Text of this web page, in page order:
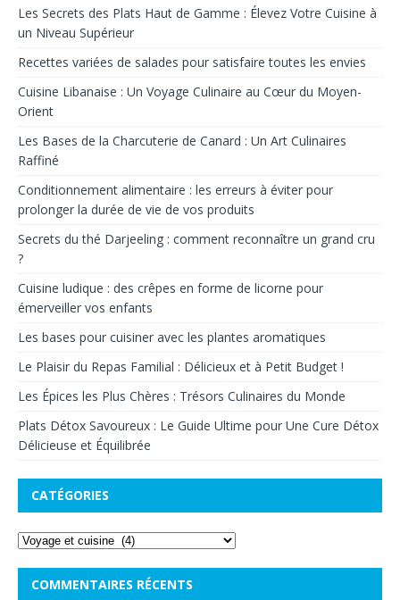
Les Secrets des Plats Haut de Gamme : Élevez Votre Cuisine à
un Niveau Supérieur
Recettes variées de salades pour satisfaire toutes les envies
Cuisine Libanaise : Un Voyage Culinaire au Cœur du Moyen-
Orient
Les Bases de la Charcuterie de Canard : Un Art Culinaires
Raffiné
Conditionnement alimentaire : les erreurs à éviter pour
prolonger la durée de vie de vos produits
Secrets du thé Darjeeling : comment reconnaître un grand cru
?
Cuisine ludique : des crêpes en forme de licorne pour
émerveiller vos enfants
Les bases pour cuisiner avec les plantes aromatiques
Le Plaisir du Repas Familial : Délicieux et à Petit Budget !
Les Épices les Plus Chères : Trésors Culinaires du Monde
Plats Détox Savoureux : Le Guide Ultime pour Une Cure Détox
Délicieuse et Équilibrée
CATÉGORIES
COMMENTAIRES RÉCENTS